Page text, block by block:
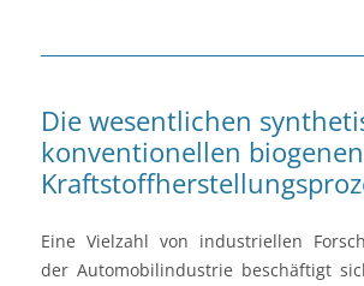
Die wesentlichen
konventionellen biogenen
Eine Vielzahl von industriellen
der Automobilindustrie beschäftigt